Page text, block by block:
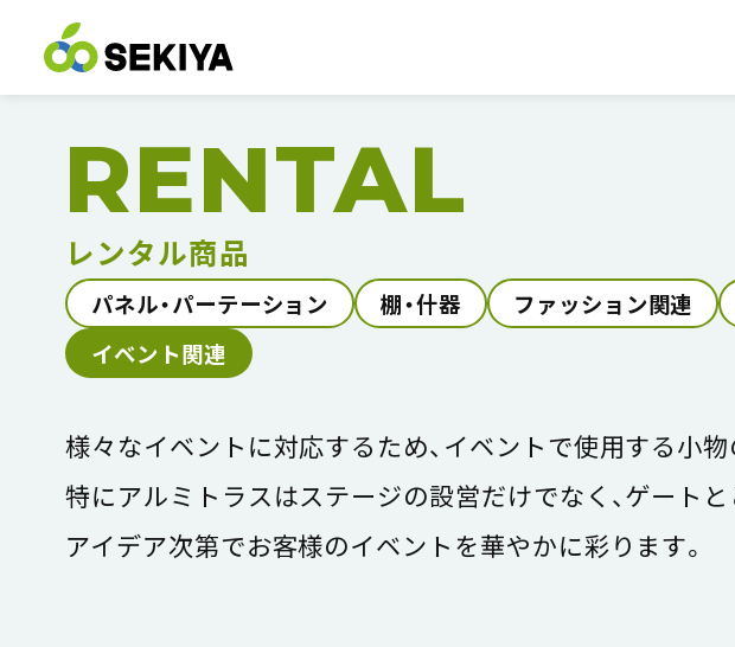
RENTAL
レンタル商品
パネル・パーテーション 棚・什器 ファッション関連
イベント関連
様々なイベントに対応するため、イベントで使用する小
特にアルミトラスはステージの設営だけでなく、ゲートと
アイデア次第でお客様のイベントを華やかに彩ります。